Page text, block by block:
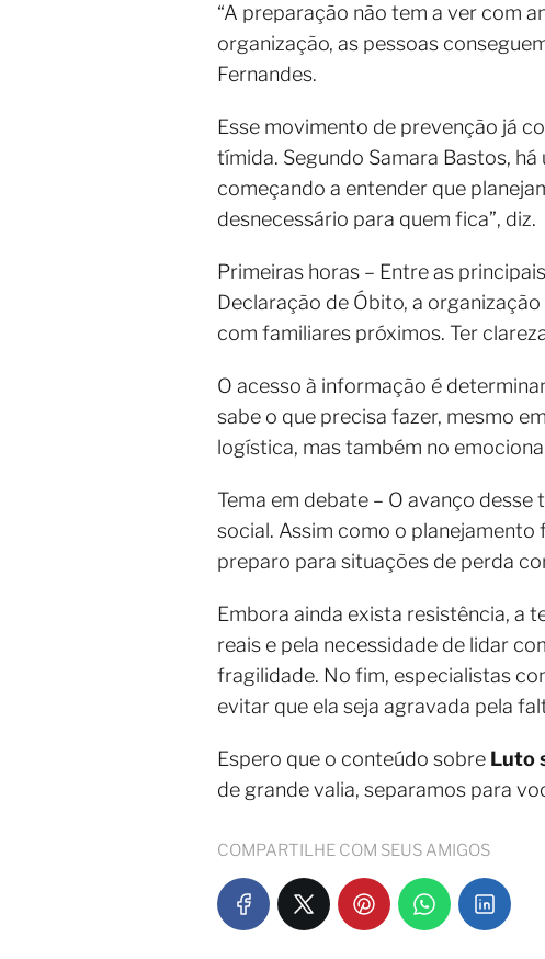
“A preparação não tem a ver com
organização, as pessoas
Fernandes.
Esse movimento de prevenção já
tímida. Segundo Samara Bastos,
começando a entender que
desnecessário para quem fica”, diz.
Primeiras horas – Entre as
Declaração de Óbito, a
com familiares próximos. Ter
O acesso à informação é
sabe o que precisa fazer, mesmo
logística, mas também no
Tema em debate – O avanço
social. Assim como o planejamento
preparo para situações de perda
Embora ainda exista resistência, a
reais e pela necessidade de lidar
fragilidade. No fim, especialistas
evitar que ela seja agravada pela
Espero que o conteúdo sobre Luto
de grande valia, separamos para
COMPARTILHE COM SEUS AMIGOS